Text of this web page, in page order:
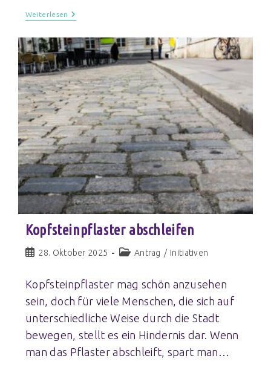
Weiterlesen
Kopfsteinpflaster abschleifen
28. Oktober 2025 Antrag / Initiativen
Kopfsteinpflaster mag schön anzusehen
sein, doch für viele Menschen, die sich auf
unterschiedliche Weise durch die Stadt
bewegen, stellt es ein Hindernis dar. Wenn
man das Pflaster abschleift, spart man…